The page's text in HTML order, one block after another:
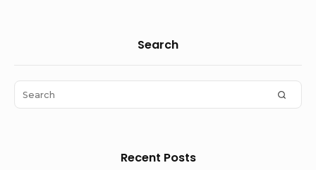
Area
Search
Search
for:
Recent Posts